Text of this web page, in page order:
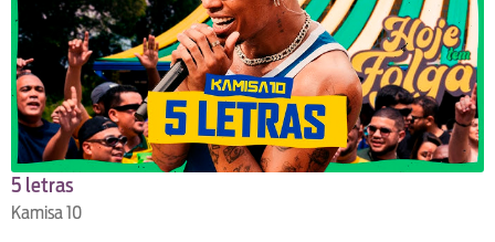
5 letras
Kamisa 10